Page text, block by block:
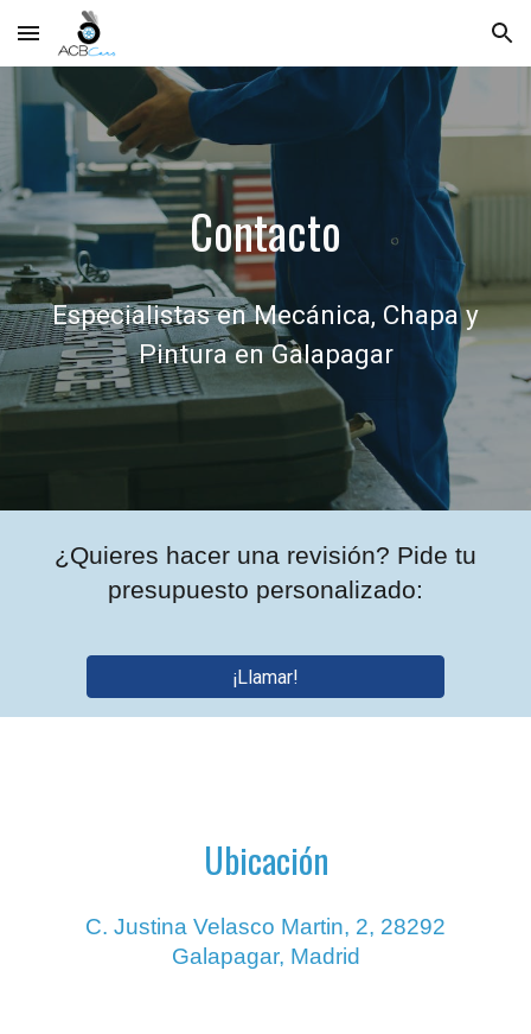
Skip to main content Skip to navigation
Contacto
Especialistas en Mecánica, Chapa y
Pintura en Galapagar
¿Quieres hacer una revisión? Pide tu
presupuesto personalizado:
¡Llamar!
Ubicación
C. Justina Velasco Martin, 2, 28292
Galapagar, Madrid